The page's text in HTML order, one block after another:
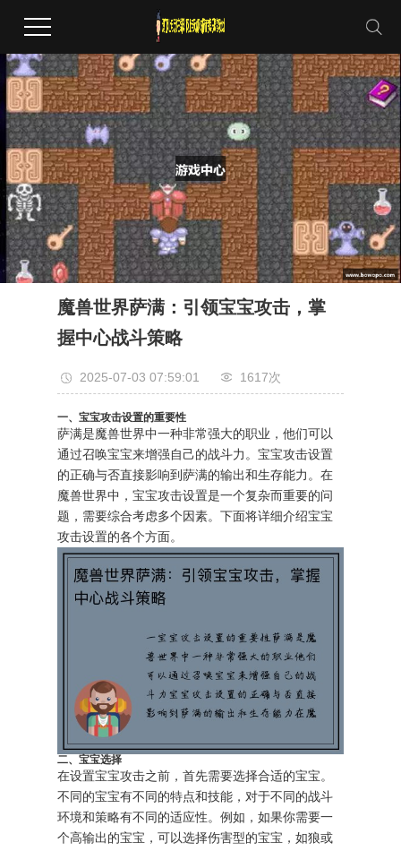
魔兽世界萨满：引领宝宝攻击，掌
握中心战斗策略
2025-07-03 07:59:01 1617次
一、宝宝攻击设置的重要性
萨满是魔兽世界中一种非常强大的职业，他们可以
通过召唤宝宝来增强自己的战斗力。宝宝攻击设置
的正确与否直接影响到萨满的输出和生存能力。在
魔兽世界中，宝宝攻击设置是一个复杂而重要的问
题，需要综合考虑多个因素。下面将详细介绍宝宝
攻击设置的各个方面。
二、宝宝选择
在设置宝宝攻击之前，首先需要选择合适的宝宝。
不同的宝宝有不同的特点和技能，对于不同的战斗
环境和策略有不同的适应性。例如，如果你需要一
个高输出的宝宝，可以选择伤害型的宝宝，如狼或